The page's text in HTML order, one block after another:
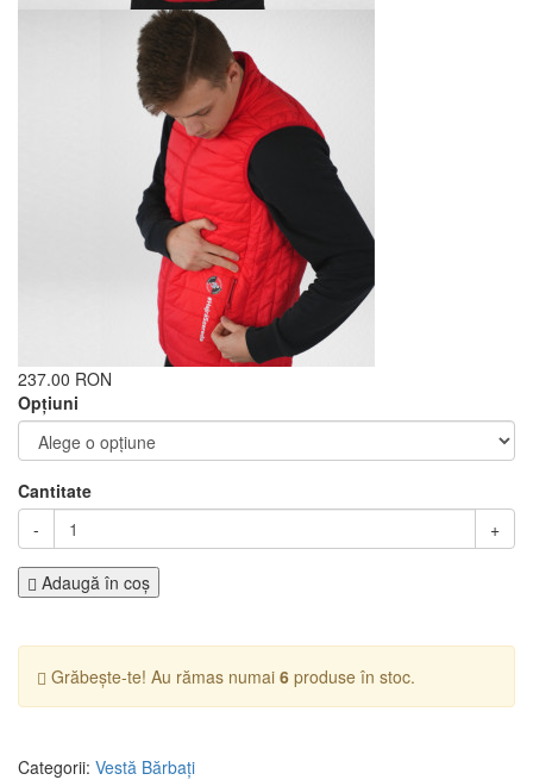
237.00 RON
Opţiuni
Cantitate
-
+
Adaugă în coş
Grăbește-te! Au rămas numai 6 produse în stoc.
Categorii: Vestă Bărbați